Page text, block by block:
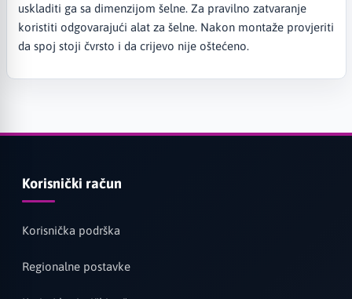
uskladiti ga sa dimenzijom šelne. Za pravilno zatvaranje
koristiti odgovarajući alat za šelne. Nakon montaže provjeriti
da spoj stoji čvrsto i da crijevo nije oštećeno.
Korisnički račun
Korisnička podrška
Regionalne postavke